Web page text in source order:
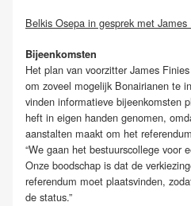
Belkis Osepa in gesprek met James
Bijeenkomsten
Het plan van voorzitter James
om zoveel mogelijk Bonairianen te
vinden informatieve bijeenkomsten
heft in eigen handen genomen,
aanstalten maakt om het
“We gaan het bestuurscollege voor
Onze boodschap is dat de
referendum moet plaatsvinden,
de status.”